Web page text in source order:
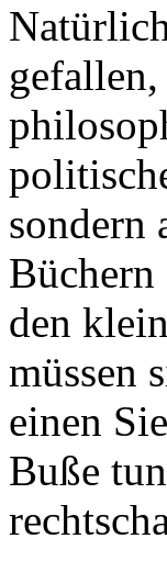
sondern
Büchern
den
müssen
einen
Buße